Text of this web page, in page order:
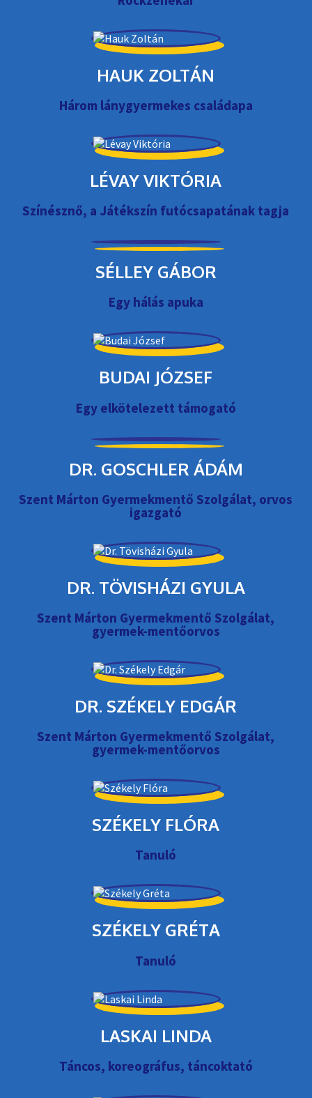
HAUK ZOLTÁN
Három lánygyermekes családapa
LÉVAY VIKTÓRIA
Színésznő, a Játékszín futócsapatának tagja
SÉLLEY GÁBOR
Egy hálás apuka
BUDAI JÓZSEF
Egy elkötelezett támogató
DR. GOSCHLER ÁDÁM
Szent Márton Gyermekmentő Szolgálat, orvos
igazgató
DR. TÖVISHÁZI GYULA
Szent Márton Gyermekmentő Szolgálat,
gyermek-mentőorvos
DR. SZÉKELY EDGÁR
Szent Márton Gyermekmentő Szolgálat,
gyermek-mentőorvos
SZÉKELY FLÓRA
Tanuló
SZÉKELY GRÉTA
Tanuló
LASKAI LINDA
Táncos, koreográfus, táncoktató